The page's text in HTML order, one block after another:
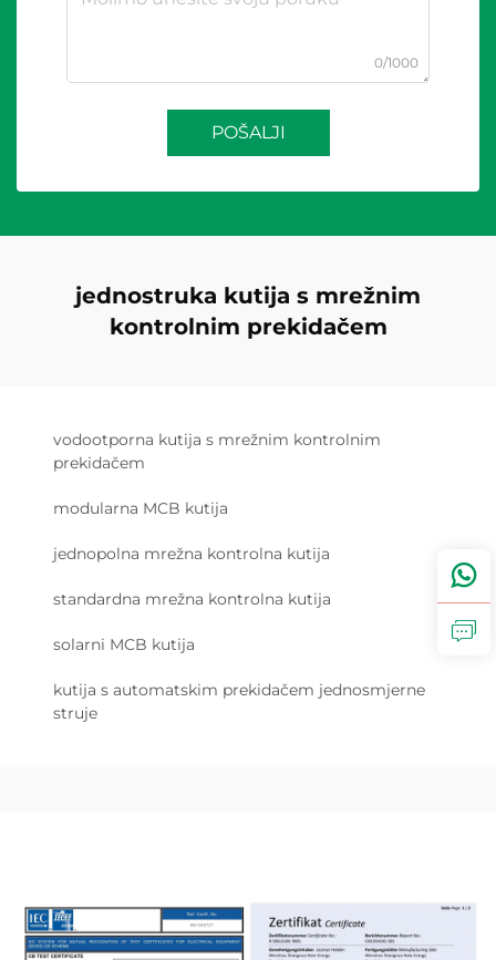
0/1000
POŠALJI
jednostruka kutija s mrežnim
kontrolnim prekidačem
vodootporna kutija s mrežnim kontrolnim
prekidačem
modularna MCB kutija
jednopolna mrežna kontrolna kutija
standardna mrežna kontrolna kutija
solarni MCB kutija
kutija s automatskim prekidačem jednosmjerne
struje